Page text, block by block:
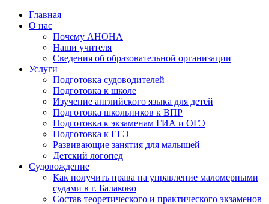
Главная
О нас
Почему АНОНА
Наши учителя
Сведения об образовательной организации
Услуги
Подготовка судоводителей
Подготовка к школе
Изучение английского языка для детей
Подготовка школьников к ВПР
Подготовка к экзаменам ГИА и ОГЭ
Подготовка к ЕГЭ
Развивающие занятия для малышей
Детский логопед
Судовождение
Как получить права на управление маломерными
судами в г. Балаково
Состав теоретического и практического экзаменов